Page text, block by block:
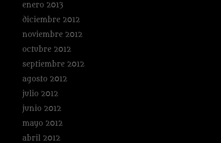
enero 2013
diciembre 2012
noviembre 2012
octubre 2012
septiembre 2012
agosto 2012
julio 2012
junio 2012
mayo 2012
abril 2012